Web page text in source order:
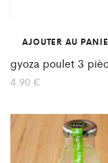
AJOUTER AU
gyoza poulet 3
4.90 €